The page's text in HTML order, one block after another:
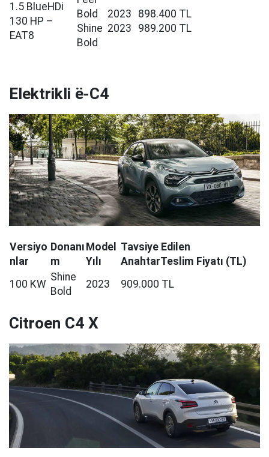
1.5 BlueHDi
130 HP –
EAT8
Bold
Shine
Bold
2023
2023
898.400 TL
989.200 TL
Elektrikli ë-C4
Versiyo
nlar
Donanı
m
Model
Yılı
Tavsiye Edilen
AnahtarTeslim Fiyatı (TL)
100 KW
Shine
Bold
2023 909.000 TL
Citroen C4 X